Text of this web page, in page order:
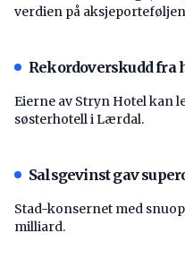
verdien på
Rekordoverskudd fra
Eierne av Stryn Hotel kan
søsterhotell i Lærdal.
Salsgevinst gav
Stad-konsernet med
milliard.